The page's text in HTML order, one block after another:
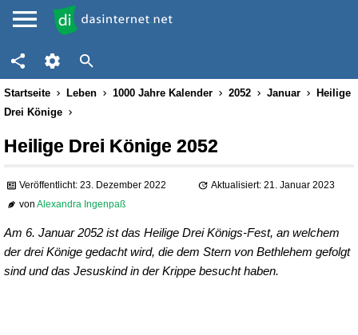
Startseite Leben 1000 Jahre Kalender 2052 Januar
Heilige
Drei Könige
Heilige Drei Könige 2052
Veröffentlicht: 23. Dezember 2022
Aktualisiert: 21. Januar 2023
vonAlexandra Ingenpaß
Am 6. Januar 2052 ist das Heilige Drei Königs-Fest, an welchem
der drei Könige gedacht wird, die dem Stern von Bethlehem gefolgt
sind und das Jesuskind in der Krippe besucht haben.